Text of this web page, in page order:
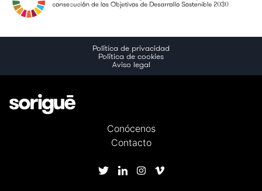
Política de privacidad
Política de cookies
Aviso legal
Conócenos
Contacto